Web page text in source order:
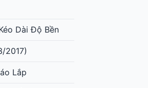
Dài Độ Bền
2017)
Lắp